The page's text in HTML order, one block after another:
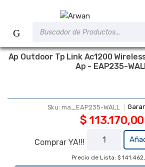
contenido
Ap Outdoor Tp Link Ac1200
Ap - EAP235-
Sku:ma_EAP235-WALL
$ 113.170,00
Comprar YA!!!
Ap
Tp Link
Precio de Lista: $